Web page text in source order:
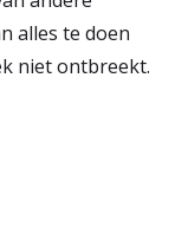
alles te doen
niet ontbreekt.